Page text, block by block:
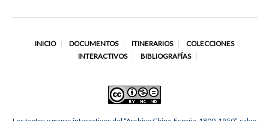
INICIO DOCUMENTOS ITINERARIOS
COLECCIONES
INTERACTIVOS
BIBLIOGRAFÍAS